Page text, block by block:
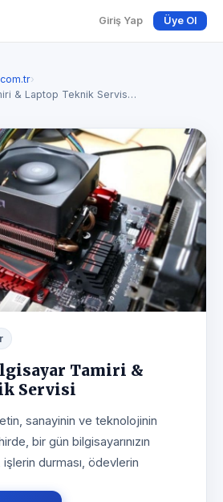
Giriş Yap Üye Ol
›
& Laptop Teknik Servis…
Tamiri &
Servisi
sanayinin ve teknolojinin
bir gün bilgisayarınızın
işlerin durması, ödevlerin